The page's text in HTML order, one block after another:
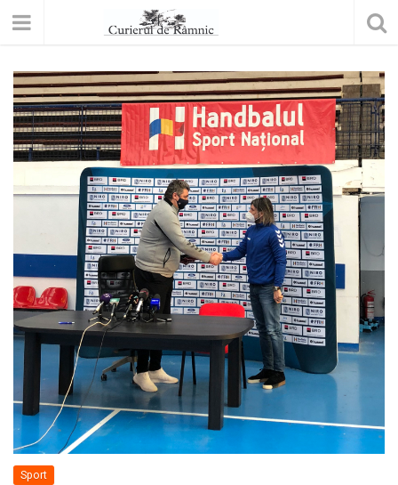
Sport